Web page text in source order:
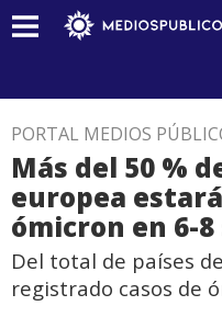
PORTAL MEDIOS
Más del 50 %
europea
ómicron en 6-8
Del total de países
registrado casos de